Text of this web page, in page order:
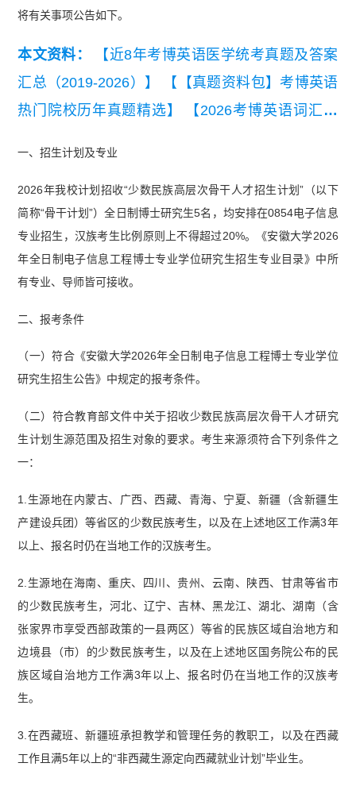
将有关事项公告如下。
本文资料：
【近8年考博英语医学统考真题及答案
汇总（2019-2026）】
【【真题资料包】考博英语
热门院校历年真题精选】
【2026考博英语词汇练
一、招生计划及专业
2026年我校计划招收“少数民族高层次骨干人才招生计划”（以下
简称“骨干计划”）全日制博士研究生5名，均安排在0854电子信息
专业招生，汉族考生比例原则上不得超过20%。《安徽大学2026
年全日制电子信息工程博士专业学位研究生招生专业目录》中所
有专业、导师皆可接收。
二、报考条件
（一）符合《安徽大学2026年全日制电子信息工程博士专业学位
研究生招生公告》中规定的报考条件。
（二）符合教育部文件中关于招收少数民族高层次骨干人才研究
生计划生源范围及招生对象的要求。考生来源须符合下列条件之
一：
1.生源地在内蒙古、广西、西藏、青海、宁夏、新疆（含新疆生
产建设兵团）等省区的少数民族考生，以及在上述地区工作满3年
以上、报名时仍在当地工作的汉族考生。
2.生源地在海南、重庆、四川、贵州、云南、陕西、甘肃等省市
的少数民族考生，河北、辽宁、吉林、黑龙江、湖北、湖南（含
张家界市享受西部政策的一县两区）等省的民族区域自治地方和
边境县（市）的少数民族考生，以及在上述地区国务院公布的民
族区域自治地方工作满3年以上、报名时仍在当地工作的汉族考
生。
3.在西藏班、新疆班承担教学和管理任务的教职工，以及在西藏
工作且满5年以上的“非西藏生源定向西藏就业计划”毕业生。